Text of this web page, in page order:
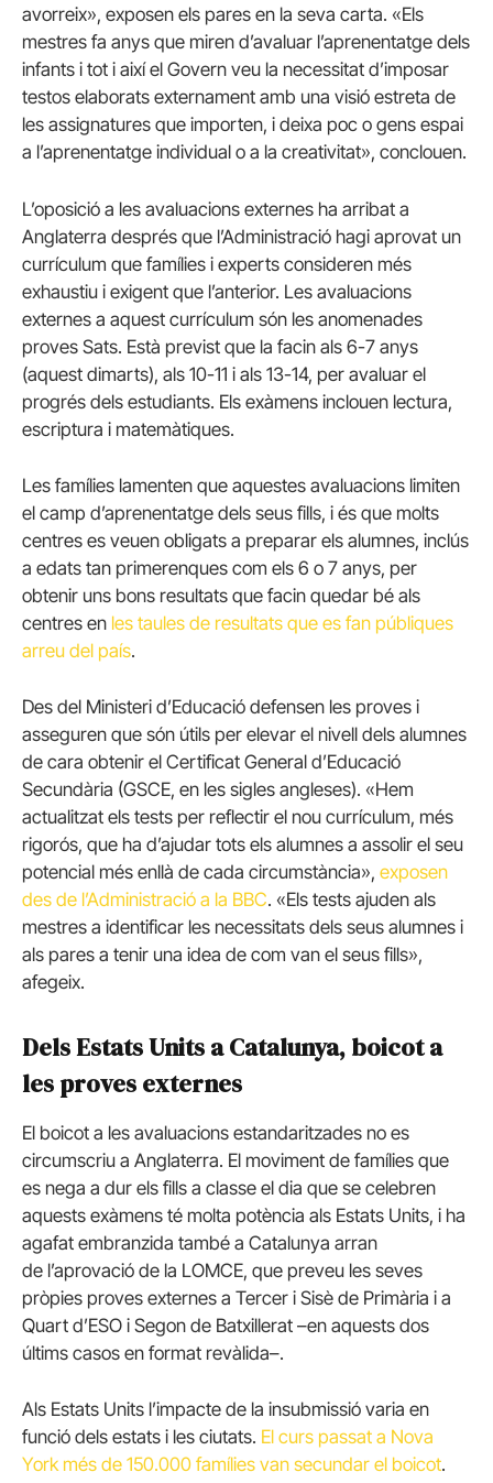
avorreix», exposen els pares en la seva carta. «Els
mestres fa anys que miren d’avaluar l’aprenentatge dels
infants i tot i així el Govern veu la necessitat d’imposar
testos elaborats externament amb una visió estreta de
les assignatures que importen, i deixa poc o gens espai
a l’aprenentatge individual o a la creativitat», conclouen.
L’oposició a les avaluacions externes ha arribat a
Anglaterra després que l’Administració hagi aprovat un
currículum que famílies i experts consideren més
exhaustiu i exigent que l’anterior. Les avaluacions
externes a aquest currículum són les anomenades
proves Sats. Està previst que la facin als 6-7 anys
(aquest dimarts), als 10-11 i als 13-14, per avaluar el
progrés dels estudiants. Els exàmens inclouen lectura,
escriptura i matemàtiques.
Les famílies lamenten que aquestes avaluacions limiten
el camp d’aprenentatge dels seus fills, i és que molts
centres es veuen obligats a preparar els alumnes, inclús
a edats tan primerenques com els 6 o 7 anys, per
obtenir uns bons resultats que facin quedar bé als
centres en les taules de resultats que es fan públiques
arreu del país.
Des del Ministeri d’Educació defensen les proves i
asseguren que són útils per elevar el nivell dels alumnes
de cara obtenir el Certificat General d’Educació
Secundària (GSCE, en les sigles angleses). «Hem
actualitzat els tests per reflectir el nou currículum, més
rigorós, que ha d’ajudar tots els alumnes a assolir el seu
potencial més enllà de cada circumstància», exposen
des de l’Administració a la BBC. «Els tests ajuden als
mestres a identificar les necessitats dels seus alumnes i
als pares a tenir una idea de com van el seus fills»,
afegeix.
Dels Estats Units a Catalunya, boicot a
les proves externes
El boicot a les avaluacions estandaritzades no es
circumscriu a Anglaterra. El moviment de famílies que
es nega a dur els fills a classe el dia que se celebren
aquests exàmens té molta potència als Estats Units, i ha
agafat embranzida també a Catalunya arran
de l’aprovació de la LOMCE, que preveu les seves
pròpies proves externes a Tercer i Sisè de Primària i a
Quart d’ESO i Segon de Batxillerat –en aquests dos
últims casos en format revàlida–.
Als Estats Units l’impacte de la insubmissió varia en
funció dels estats i les ciutats. El curs passat a Nova
York més de 150.000 famílies van secundar el boicot.